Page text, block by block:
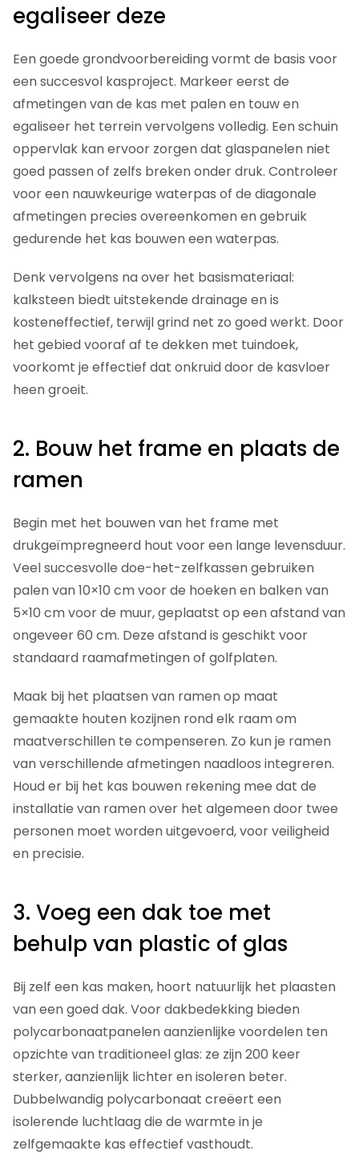
egaliseer deze
Een goede grondvoorbereiding vormt de basis voor
een succesvol kasproject. Markeer eerst de
afmetingen van de kas met palen en touw en
egaliseer het terrein vervolgens volledig. Een schuin
oppervlak kan ervoor zorgen dat glaspanelen niet
goed passen of zelfs breken onder druk. Controleer
voor een nauwkeurige waterpas of de diagonale
afmetingen precies overeenkomen en gebruik
gedurende het kas bouwen een waterpas.
Denk vervolgens na over het basismateriaal:
kalksteen biedt uitstekende drainage en is
kosteneffectief, terwijl grind net zo goed werkt. Door
het gebied vooraf af te dekken met tuindoek,
voorkomt je effectief dat onkruid door de kasvloer
heen groeit.
2. Bouw het frame en plaats de
ramen
Begin met het bouwen van het frame met
drukgeïmpregneerd hout voor een lange levensduur.
Veel succesvolle doe-het-zelfkassen gebruiken
palen van 10×10 cm voor de hoeken en balken van
5×10 cm voor de muur, geplaatst op een afstand van
ongeveer 60 cm. Deze afstand is geschikt voor
standaard raamafmetingen of golfplaten.
Maak bij het plaatsen van ramen op maat
gemaakte houten kozijnen rond elk raam om
maatverschillen te compenseren. Zo kun je ramen
van verschillende afmetingen naadloos integreren.
Houd er bij het kas bouwen rekening mee dat de
installatie van ramen over het algemeen door twee
personen moet worden uitgevoerd, voor veiligheid
en precisie.
3. Voeg een dak toe met
behulp van plastic of glas
Bij zelf een kas maken, hoort natuurlijk het plaasten
van een goed dak. Voor dakbedekking bieden
polycarbonaatpanelen aanzienlijke voordelen ten
opzichte van traditioneel glas: ze zijn 200 keer
sterker, aanzienlijk lichter en isoleren beter.
Dubbelwandig polycarbonaat creëert een
isolerende luchtlaag die de warmte in je
zelfgemaakte kas effectief vasthoudt.